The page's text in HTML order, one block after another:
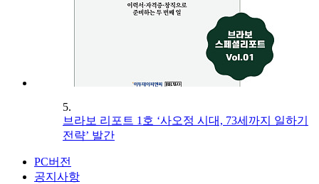
5.
브라보 리포트 1호 ‘사오정 시대, 73세까지 일하기
전략’ 발간
PC버전
공지사항